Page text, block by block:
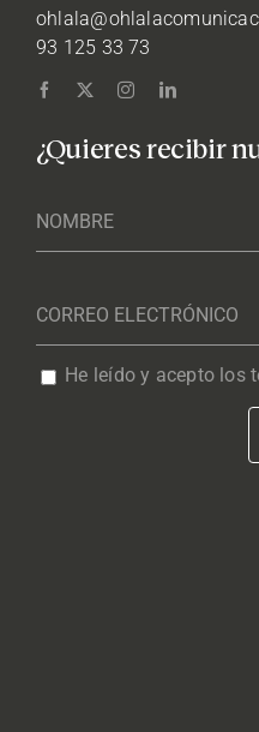
93 125 33 73
¿Quieres recibir
He leído y acepto los